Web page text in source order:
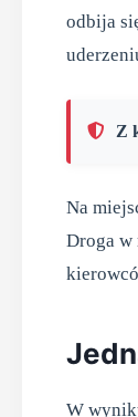
odbija
Z
Na
Droga w
W